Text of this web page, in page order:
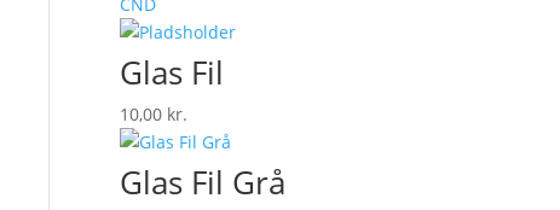
Glas Fil
10,00 kr.
Glas Fil Grå